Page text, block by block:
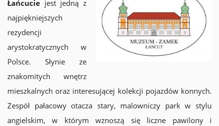
Łańcucie jest jedną z
najpiękniejszych
rezydencji
arystokratycznych w
Polsce. Słynie ze
znakomitych wnętrz
mieszkalnych oraz interesującej kolekcji pojazdów konnych.
Zespół pałacowy otacza stary, malowniczy park w stylu
angielskim, w którym wznoszą się liczne pawilony i